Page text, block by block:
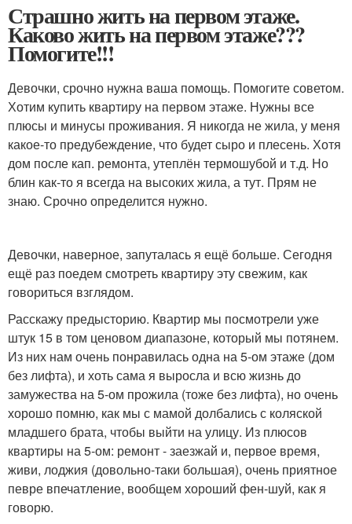
Страшно жить на первом этаже.
Каково жить на первом этаже???
Помогите!!!
Девочки, срочно нужна ваша помощь. Помогите советом.
Хотим купить квартиру на первом этаже. Нужны все
плюсы и минусы проживания. Я никогда не жила, у меня
какое-то предубеждение, что будет сыро и плесень. Хотя
дом после кап. ремонта, утеплён термошубой и т.д. Но
блин как-то я всегда на высоких жила, а тут. Прям не
знаю. Срочно определится нужно.
Девочки, наверное, запуталась я ещё больше. Сегодня
ещё раз поедем смотреть квартиру эту свежим, как
говориться взглядом.
Расскажу предысторию. Квартир мы посмотрели уже
штук 15 в том ценовом диапазоне, который мы потянем.
Из них нам очень понравилась одна на 5-ом этаже (дом
без лифта), и хоть сама я выросла и всю жизнь до
замужества на 5-ом прожила (тоже без лифта), но очень
хорошо помню, как мы с мамой долбались с коляской
младшего брата, чтобы выйти на улицу. Из плюсов
квартиры на 5-ом: ремонт - заезжай и, первое время,
живи, лоджия (довольно-таки большая), очень приятное
певре впечатление, вообщем хороший фен-шуй, как я
говорю.